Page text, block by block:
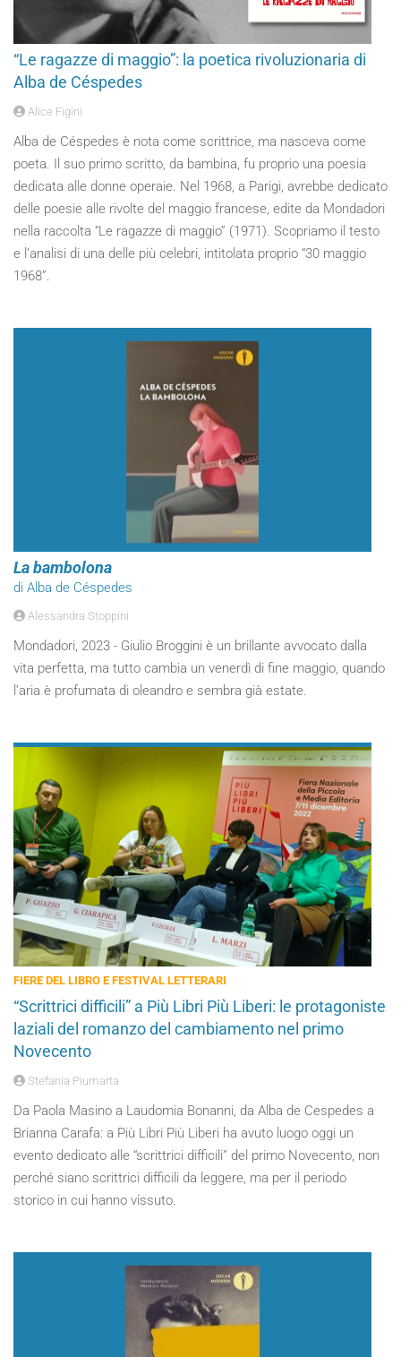
“Le ragazze di maggio”: la poetica rivoluzionaria di
Alba de Céspedes
Alice Figini
Alba de Céspedes è nota come scrittrice, ma nasceva come
poeta. Il suo primo scritto, da bambina, fu proprio una poesia
dedicata alle donne operaie. Nel 1968, a Parigi, avrebbe dedicato
delle poesie alle rivolte del maggio francese, edite da Mondadori
nella raccolta “Le ragazze di maggio” (1971). Scopriamo il testo
e l’analisi di una delle più celebri, intitolata proprio “30 maggio
1968”.
La bambolona
di Alba de Céspedes
Alessandra Stoppini
Mondadori, 2023 - Giulio Broggini è un brillante avvocato dalla
vita perfetta, ma tutto cambia un venerdì di fine maggio, quando
l’aria è profumata di oleandro e sembra già estate.
FIERE DEL LIBRO E FESTIVAL LETTERARI
“Scrittrici difficili” a Più Libri Più Liberi: le protagoniste
laziali del romanzo del cambiamento nel primo
Novecento
Stefania Piumarta
Da Paola Masino a Laudomia Bonanni, da Alba de Cespedes a
Brianna Carafa: a Più Libri Più Liberi ha avuto luogo oggi un
evento dedicato alle “scrittrici difficili” del primo Novecento, non
perché siano scrittrici difficili da leggere, ma per il periodo
storico in cui hanno vissuto.